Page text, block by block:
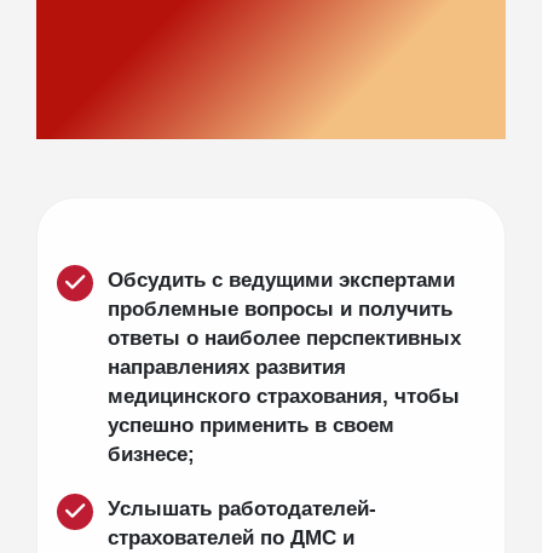
Обсудить с ведущими экспертами
проблемные вопросы и получить
ответы о наиболее перспективных
направлениях развития
медицинского страхования, чтобы
успешно применить в своем
бизнесе;
Услышать работодателей-
страхователей по ДМС и